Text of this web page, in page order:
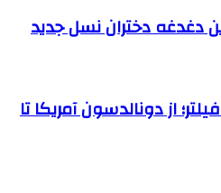
دغدغه دختران نسل جدید
از دونالدسون آمریکا تا